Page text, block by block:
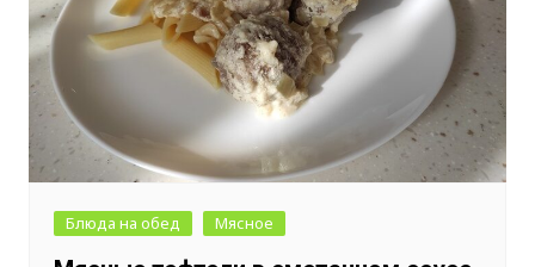
Блюда на обед Мясное